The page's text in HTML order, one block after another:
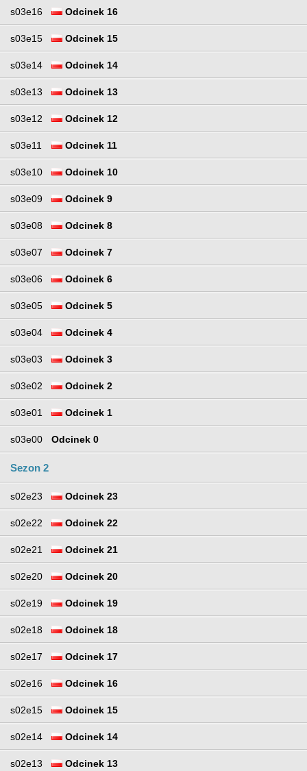
s03e16 Odcinek 16
s03e15 Odcinek 15
s03e14 Odcinek 14
s03e13 Odcinek 13
s03e12 Odcinek 12
s03e11 Odcinek 11
s03e10 Odcinek 10
s03e09 Odcinek 9
s03e08 Odcinek 8
s03e07 Odcinek 7
s03e06 Odcinek 6
s03e05 Odcinek 5
s03e04 Odcinek 4
s03e03 Odcinek 3
s03e02 Odcinek 2
s03e01 Odcinek 1
s03e00 Odcinek 0
Sezon 2
s02e23 Odcinek 23
s02e22 Odcinek 22
s02e21 Odcinek 21
s02e20 Odcinek 20
s02e19 Odcinek 19
s02e18 Odcinek 18
s02e17 Odcinek 17
s02e16 Odcinek 16
s02e15 Odcinek 15
s02e14 Odcinek 14
s02e13 Odcinek 13